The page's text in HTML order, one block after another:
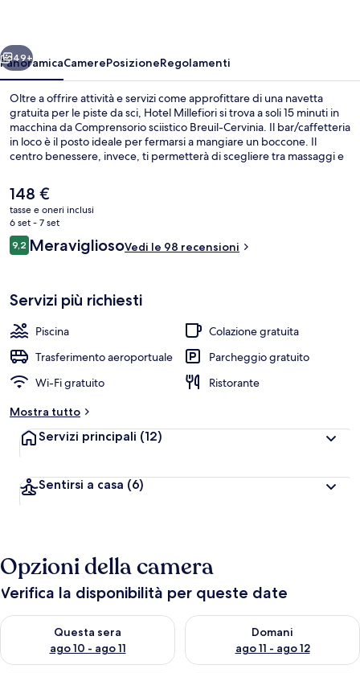
Avanti
49+
PanoramicaCamerePosizioneRegolamenti
Oltre a offrire attività e servizi come approfittare di una navetta
gratuita per le piste da sci, Hotel Millefiori si trova a soli 15 minuti in
macchina da Comprensorio sciistico Breuil-Cervinia. Il bar/caffetteria
in loco è il posto ideale per fermarsi a mangiare un boccone. Il
centro benessere, invece, ti permetterà di scegliere tra massaggi e
piscina all'aperto, un bar/lounge e una vasca idromassaggio. Infine,
potrai approfittare di ski pass, deposito sci, noleggio attrezzatura da
sci e anche di lezioni di sci.
Il
prezzo
attuale
è
148 €
148 €
tasse e oneri inclusi
6 set - 7 set
Recensioni
9,29,2 su 10
MeravigliosoVedi le 98 recensioni
Servizi più richiesti
Piscina
Colazione gratuita
Trasferimento aeroportuale
Parcheggio gratuito
Wi-Fi gratuito
Ristorante
Mostra tutto
Servizi principali (12)
Sentirsi a casa (6)
Opzioni della camera
Verifica la disponibilità per queste date
Questa sera
ago 10 - ago 11
Verifica la disponibilità per questa sera, ago 10 - ago 11
Domani
ago 11 - ago 12
Verifica la disponibilità per